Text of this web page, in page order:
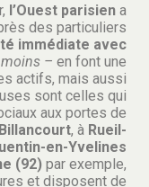
l’Ouest parisien a
des particuliers
immédiate avec
– en font une
actifs, mais aussi
sont celles qui
aux portes de
, à Rueil-
en-Yvelines
(92) par exemple,
et disposent de